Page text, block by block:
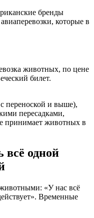
бренды
которые в
животных, по цене
билет.
переноской и выше),
пересадками,
принимает животных в
всё одной
«У нас всё
Временные